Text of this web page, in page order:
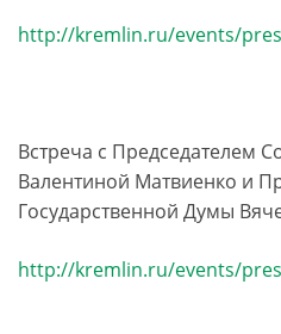
http://kremlin.ru/events/
Встреча с Председателем
Валентиной Матвиенко и
Государственной Думы
http://kremlin.ru/events/